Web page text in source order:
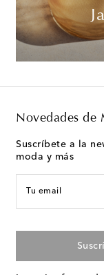
Novedades de
Suscríbete a la
moda y más
Tu email